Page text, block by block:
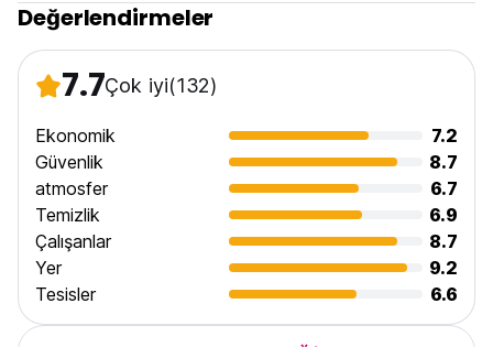
Değerlendirmeler
7.7Çok iyi(132)
Ekonomik
7.2
Güvenlik
8.7
atmosfer
6.7
Temizlik
6.9
Çalışanlar
8.7
Yer
9.2
Tesisler
6.6